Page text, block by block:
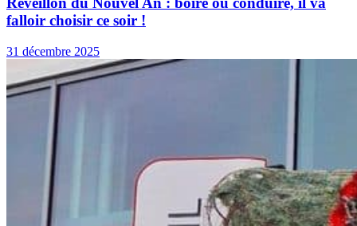
falloir choisir ce soir !
31 décembre 2025